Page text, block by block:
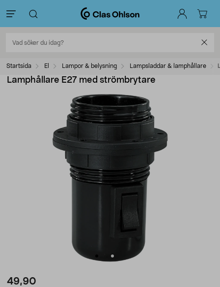
Startsida El Lampor & belysning Lampsladdar & lamphållare
Lamphållare E27 med strömbrytare
49,90